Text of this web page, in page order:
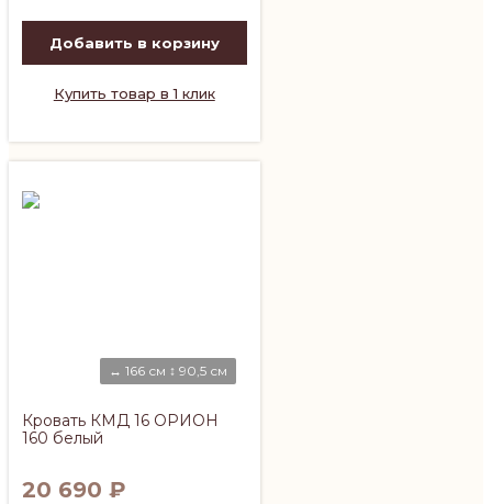
Добавить в корзину
Купить товар в 1 клик
↔ 166 см ↕ 90,5 см
Кровать КМД 16 ОРИОН
160 белый
20 690 ₽